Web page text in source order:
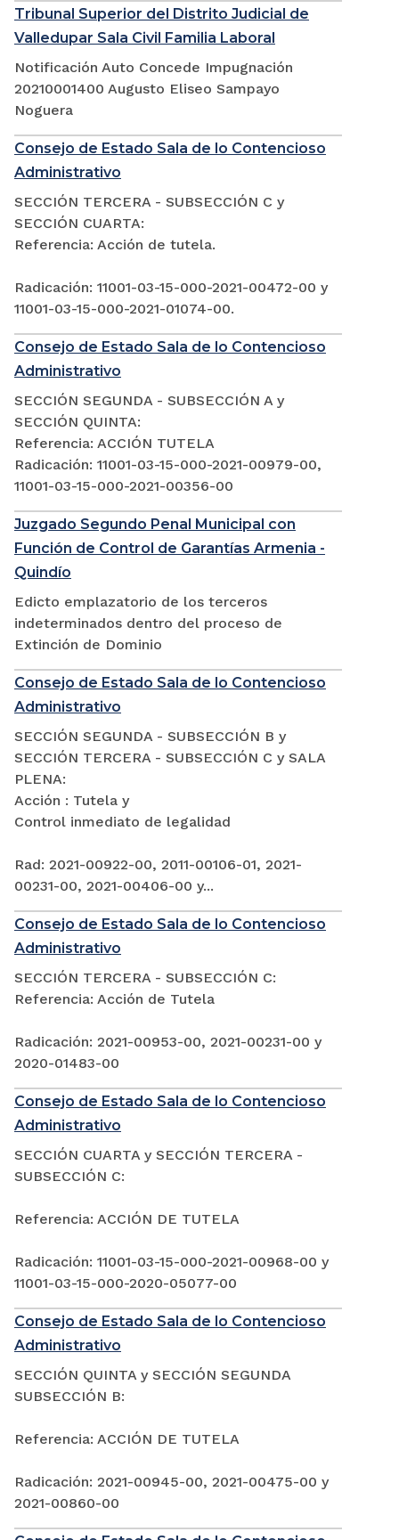
Tribunal Superior del Distrito Judicial de
Valledupar Sala Civil Familia Laboral
Notificación Auto Concede Impugnación
20210001400 Augusto Eliseo Sampayo
Noguera
Consejo de Estado Sala de lo Contencioso
Administrativo
SECCIÓN TERCERA - SUBSECCIÓN C y
SECCIÓN CUARTA:
Referencia: Acción de tutela.
Radicación: 11001-03-15-000-2021-00472-00 y
11001-03-15-000-2021-01074-00.
Consejo de Estado Sala de lo Contencioso
Administrativo
SECCIÓN SEGUNDA - SUBSECCIÓN A y
SECCIÓN QUINTA:
Referencia: ACCIÓN TUTELA
Radicación: 11001-03-15-000-2021-00979-00,
11001-03-15-000-2021-00356-00
Juzgado Segundo Penal Municipal con
Función de Control de Garantías Armenia -
Quindío
Edicto emplazatorio de los terceros
indeterminados dentro del proceso de
Extinción de Dominio
Consejo de Estado Sala de lo Contencioso
Administrativo
SECCIÓN SEGUNDA - SUBSECCIÓN B y
SECCIÓN TERCERA - SUBSECCIÓN C y SALA
PLENA:
Acción : Tutela y
Control inmediato de legalidad
Rad: 2021-00922-00, 2011-00106-01, 2021-
00231-00, 2021-00406-00 y...
Consejo de Estado Sala de lo Contencioso
Administrativo
SECCIÓN TERCERA - SUBSECCIÓN C:
Referencia: Acción de Tutela
Radicación: 2021-00953-00, 2021-00231-00 y
2020-01483-00
Consejo de Estado Sala de lo Contencioso
Administrativo
SECCIÓN CUARTA y SECCIÓN TERCERA -
SUBSECCIÓN C:
Referencia: ACCIÓN DE TUTELA
Radicación: 11001-03-15-000-2021-00968-00 y
11001-03-15-000-2020-05077-00
Consejo de Estado Sala de lo Contencioso
Administrativo
SECCIÓN QUINTA y SECCIÓN SEGUNDA
SUBSECCIÓN B:
Referencia: ACCIÓN DE TUTELA
Radicación: 2021-00945-00, 2021-00475-00 y
2021-00860-00